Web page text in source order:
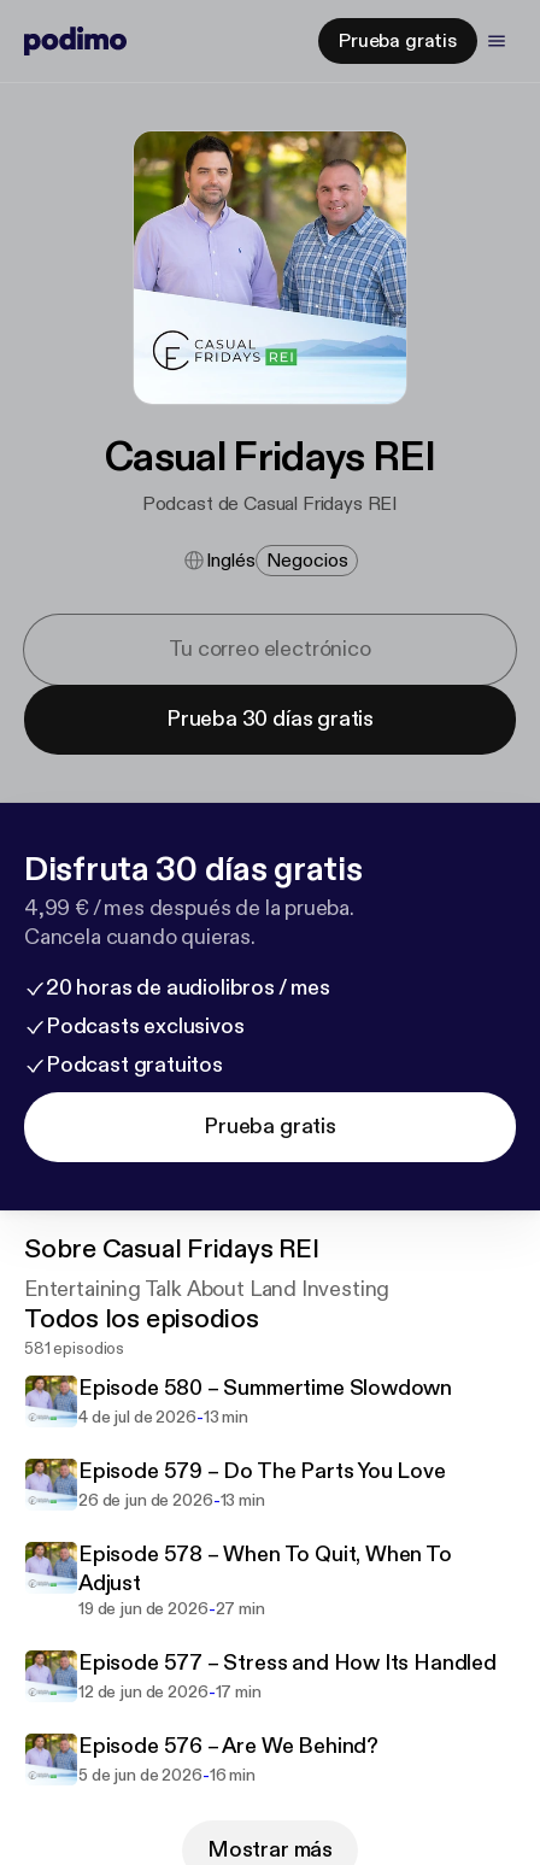
Prueba gratis
Casual Fridays REI
Podcast de Casual Fridays REI
Inglés Negocios
Prueba 30 días gratis
Disfruta 30 días gratis
4,99 € / mes después de la prueba.
Cancela cuando quieras.
20 horas de audiolibros / mes
Podcasts exclusivos
Podcast gratuitos
Prueba gratis
Sobre Casual Fridays REI
Entertaining Talk About Land Investing
Todos los episodios
581 episodios
Episode 580 – Summertime Slowdown
4 de jul de 2026-13 min
Episode 579 – Do The Parts You Love
26 de jun de 2026-13 min
Episode 578 – When To Quit, When To
Adjust
19 de jun de 2026-27 min
Episode 577 – Stress and How Its Handled
12 de jun de 2026-17 min
Episode 576 – Are We Behind?
5 de jun de 2026-16 min
Mostrar más